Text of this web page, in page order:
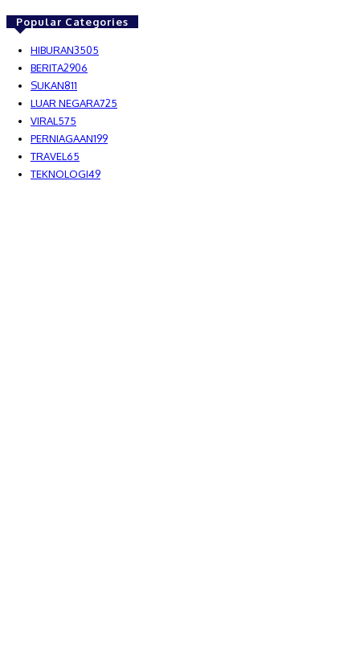
Popular Categories
HIBURAN3505
BERITA2906
SUKAN811
LUAR NEGARA725
VIRAL 575
PERNIAGAAN199
TRAVEL 65
TEKNOLOGI49